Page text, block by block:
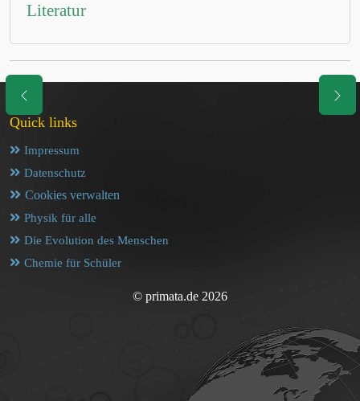
Literatur
Quick links
Impressum
Datenschutz
Cookies verwalten
Physik für alle
Die Evolution des Menschen
Chemie für Schüler
© primata.de 2026